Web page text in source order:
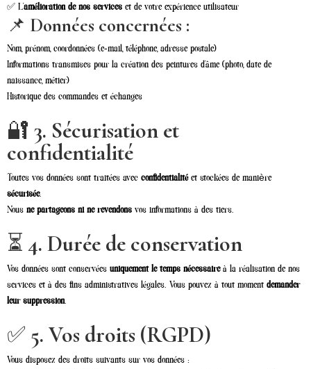
✅ L’amélioration de nos services et de votre expérience utilisateur
📌 Données concernées :
Nom, prénom, coordonnées (e-mail, téléphone, adresse postale)
Informations transmises pour la création des peintures d’âme (photo, date de
naissance, métier)
Historique des commandes et échanges
🔐 3. Sécurisation et
confidentialité
Toutes vos données sont traitées avec confidentialitéet stockées de manière
sécurisée.
Nous ne partageons ni ne revendons vos informations à des tiers.
⏳ 4. Durée de conservation
Vos données sont conservées uniquement le temps nécessaireà la réalisation de nos
services et à des fins administratives légales. Vous pouvez à tout moment demander
leur suppression.
✅ 5. Vos droits (RGPD)
Vous disposez des droits suivants sur vos données :